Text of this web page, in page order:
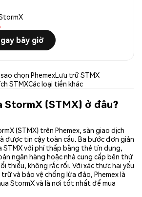
bây giờ
chọn PhemexLưu trữ STMX
STMXCác loại tiền khác
StormX (STMX) ở đâu?
(STMX) trên Phemex, sàn giao dịch
được tin cậy toàn cầu. Ba bước đơn giản
STMX với phí thấp bằng thẻ tín dụng,
ngân hàng hoặc nhà cung cấp bên thứ
thiểu, không rắc rối. Với xác thực hai yếu
và bảo vệ chống lừa đảo, Phemex là
StormX và là nơi tốt nhất để mua